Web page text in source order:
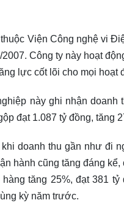
Viện Công nghệ vi
Công ty này hoạt
lực cốt lõi cho mọi hoạt
này ghi nhận doanh
đạt 1.087 tỷ đồng, tăng
doanh thu gần như đi
hành cũng tăng đáng
tăng 25%, đạt 381
kỳ năm trước.